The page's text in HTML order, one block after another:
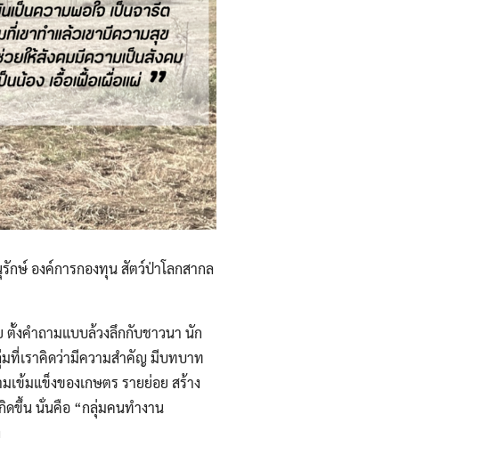
กษ์ องค์การกองทุน สัตว์ป่าโลกสากล
ตั้งคำถามแบบล้วงลึกกับชาวนา นัก
ที่เราคิดว่ามีความสำคัญ มีบทบาท
ข้มแข็งของเกษตร รายย่อย สร้าง
ดขึ้น นั่นคือ “กลุ่มคนทำงาน